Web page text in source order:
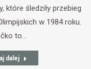
które śledziły przebieg
w 1984 roku.
to…
dalej